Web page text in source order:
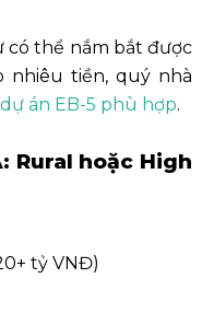
có thể nắm bắt được
nhiêu tiền, quý nhà
dự án EB-5 phù hợp.
Rural hoặc High
tỷ VNĐ)